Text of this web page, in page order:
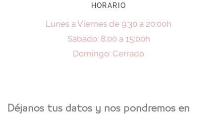
HORARIO
Lunes a Viernes de 9:30 a 20:00h
Sábado: 8:00 a 15:00h
Domingo: Cerrado
Déjanos tus datos y nos pondremos en